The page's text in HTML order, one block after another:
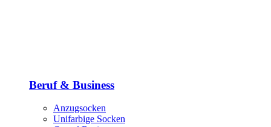
Beruf & Business
Anzugsocken
Unifarbige Socken